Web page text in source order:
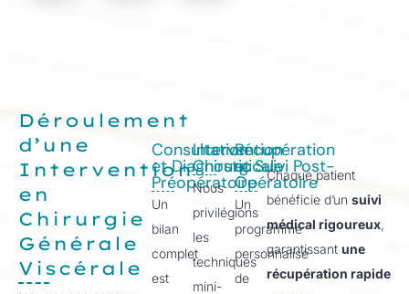
Déroulement
d’une
Intervention
en
Chirurgie
Générale
Viscérale
Consultation
et Diagnostic
Préopératoire
Un
bilan
complet
est
Intervention
Chirurgicale
Nous
privilégions
les
techniques
mini-
Récupération
et Suivi Post-
Opératoire
Un
programme
personnalisé
de
Chaque patient
bénéficie d’un suivi
médical rigoureux,
garantissant une
récupération rapide